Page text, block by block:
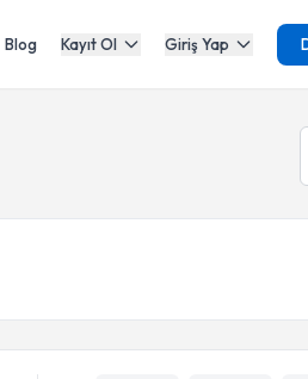
Blog Kayıt Ol Giriş Yap